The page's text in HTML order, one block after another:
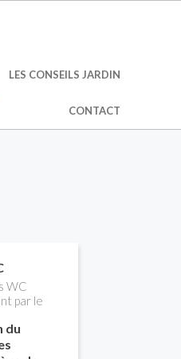
LES CONSEILS JARDIN
CONTACT
WC
par le
tout
du